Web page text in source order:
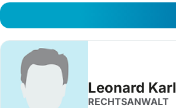
Leonard Karl
RECHTSANWALT